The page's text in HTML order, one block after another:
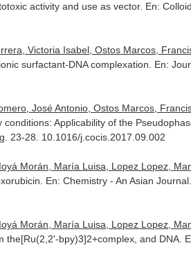
activity and use as vector. En:
Victoria Isabel, Ostos Marcos,
surfactant-DNA complexation. En:
José Antonio, Ostos Marcos,
Applicability of the
23-28. 10.1016/j.cocis.2017.09.002
Morán, María Luisa, Lopez Lopez,
En: Chemistry - An Asian Journal
Morán, María Luisa, Lopez Lopez,
bpy)3]2+complex, and DNA.